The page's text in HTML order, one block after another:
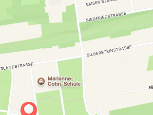
Partner
Kontakt